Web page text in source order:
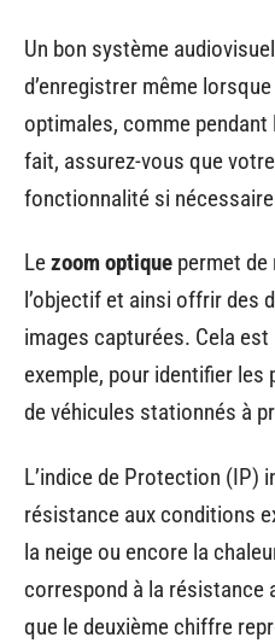
Un bon système
d’enregistrer même
optimales, comme pendant
fait, assurez-vous que
fonctionnalité si
Lezoom optique permet
l’objectif et ainsi offrir des
images capturées. Cela
exemple, pour identifier les
de véhicules stationnés à
L’indice de Protection (IP)
résistance aux conditions
la neige ou encore la
correspond à la résistance
que le deuxième chiffre